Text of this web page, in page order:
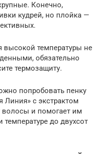
Конечно,
кудрей, но плойка —
высокой температуры не
обязательно
термозащиту.
попробовать пенку
Линия» с экстрактом
волосы и помогает им
до двухсот